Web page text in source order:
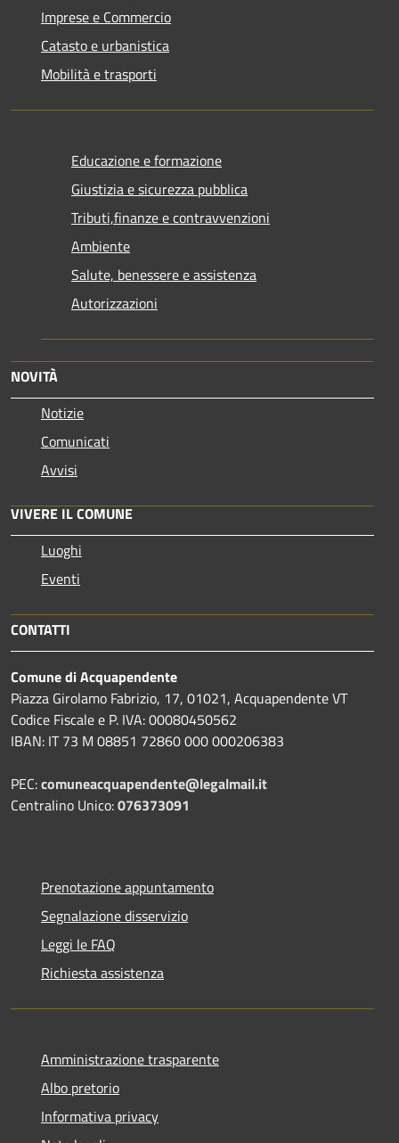
Imprese e Commercio
Catasto e urbanistica
Mobilità e trasporti
Educazione e formazione
Giustizia e sicurezza pubblica
Tributi,finanze e contravvenzioni
Ambiente
Salute, benessere e assistenza
Autorizzazioni
NOVITÀ
Notizie
Comunicati
Avvisi
VIVERE IL COMUNE
Luoghi
Eventi
CONTATTI
Comune di Acquapendente
Piazza Girolamo Fabrizio, 17, 01021, Acquapendente VT
Codice Fiscale e P. IVA: 00080450562
IBAN: IT 73 M 08851 72860 000 000206383
PEC:comuneacquapendente@legalmail.it
Centralino Unico:076373091
Prenotazione appuntamento
Segnalazione disservizio
Leggi le FAQ
Richiesta assistenza
Amministrazione trasparente
Albo pretorio
Informativa privacy